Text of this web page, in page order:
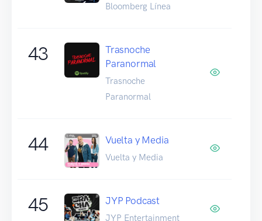
Bloomberg Línea
43
Trasnoche
Paranormal
Trasnoche
Paranormal
44 Vuelta y Media
Vuelta y Media
45 JYP Podcast
JYP Entertainment